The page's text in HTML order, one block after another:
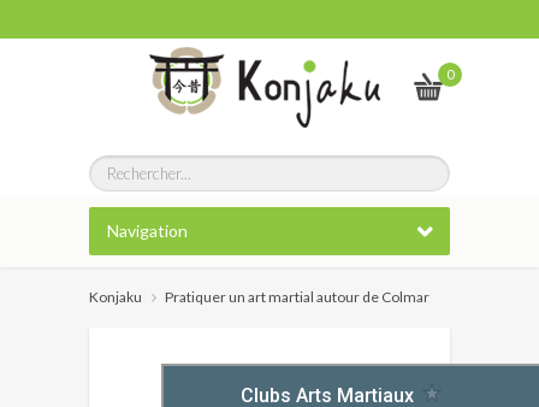
0
Navigation
Konjaku Pratiquer un art martial autour de Colmar